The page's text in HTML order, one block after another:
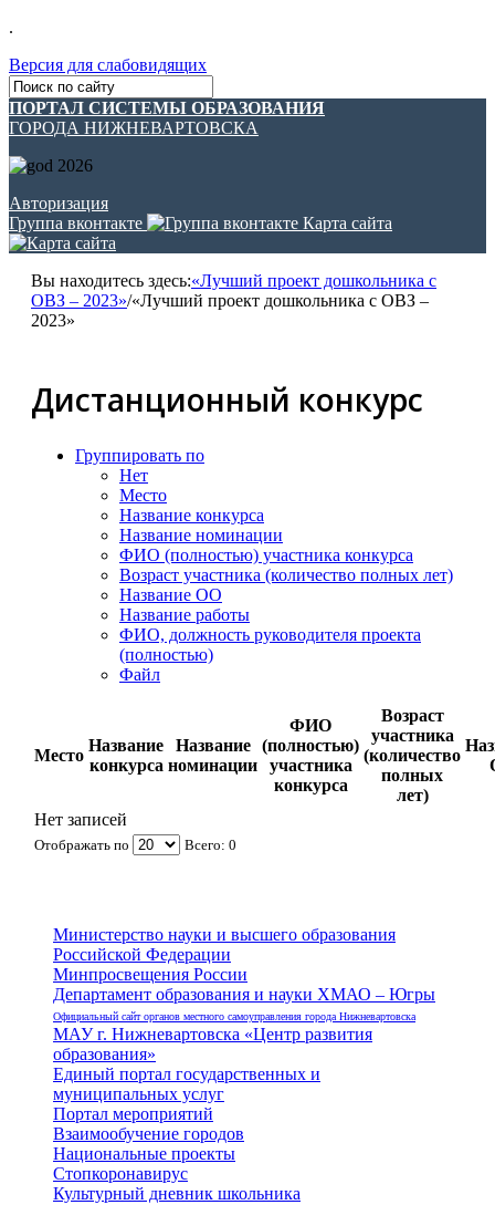
.
Версия для слабовидящих
ПОРТАЛ СИСТЕМЫ ОБРАЗОВАНИЯ
ГОРОДА НИЖНЕВАРТОВСКА
Авторизация
Группа вконтакте
Карта сайта
Вы находитесь здесь:«Лучший проект дошкольника с
ОВЗ – 2023»/«Лучший проект дошкольника с ОВЗ –
2023»
Дистанционный конкурс
Группировать по
Нет
Место
Название конкурса
Название номинации
ФИО (полностью) участника конкурса
Возраст участника (количество полных лет)
Название ОО
Название работы
ФИО, должность руководителя проекта
(полностью)
Файл
Место
Название
конкурса
Название
номинации
ФИО
(полностью)
участника
конкурса
Возраст
участника
(количество
полных
лет)
Отображать по Всего: 0
Нет записей
Министерство науки и высшего образования
Российской Федерации
Минпросвещения России
Департамент образования и науки ХМАО – Югры
Официальный сайт органов местного самоуправления города Нижневартовска
МАУ г. Нижневартовска «Центр развития
образования»
Единый портал государственных и
муниципальных услуг
Портал мероприятий
Взаимообучение городов
Национальные проекты
Стопкоронавирус
Культурный дневник школьника